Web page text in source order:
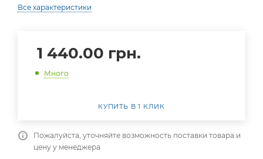
Все характеристики
1 440.00 грн.
Много
КУПИТЬ В 1 КЛИК
Пожалуйста, уточняйте возможность поставки товара и
цену у менеджера